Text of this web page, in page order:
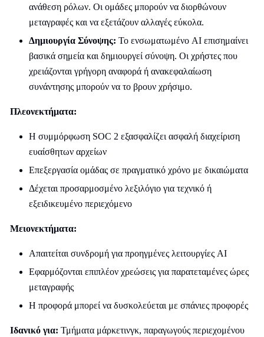
ανάθεση ρόλων. Οι ομάδες μπορούν να διορθώνουν
μεταγραφές και να εξετάζουν αλλαγές εύκολα.
Δημιουργία Σύνοψης: Το ενσωματωμένο AI επισημαίνει
βασικά σημεία και δημιουργεί σύνοψη. Οι χρήστες που
χρειάζονται γρήγορη αναφορά ή ανακεφαλαίωση
συνάντησης μπορούν να το βρουν χρήσιμο.
Πλεονεκτήματα:
Η συμμόρφωση SOC 2 εξασφαλίζει ασφαλή διαχείριση
ευαίσθητων αρχείων
Επεξεργασία ομάδας σε πραγματικό χρόνο με δικαιώματα
Δέχεται προσαρμοσμένο λεξιλόγιο για τεχνικό ή
εξειδικευμένο περιεχόμενο
Μειονεκτήματα:
Απαιτείται συνδρομή για προηγμένες λειτουργίες AI
Εφαρμόζονται επιπλέον χρεώσεις για παρατεταμένες ώρες
μεταγραφής
Η προφορά μπορεί να δυσκολεύεται με σπάνιες προφορές
Ιδανικό για: Τμήματα μάρκετινγκ, παραγωγούς περιεχομένου